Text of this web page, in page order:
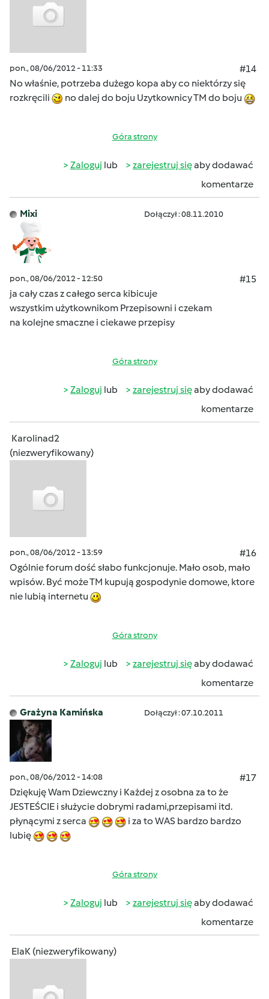
pon., 08/06/2012 - 11:33
#14
No właśnie, potrzeba dużego kopa aby co niektórzy się
rozkręcili
no dalej do boju Uzytkownicy TM do boju
Góra strony
Zaloguj lub zarejestruj sięaby dodawać
komentarze
Mixi Dołączył : 08.11.2010
pon., 08/06/2012 - 12:50
#15
ja cały czas z całego serca kibicuje
wszystkim użytkownikom Przepisowni i czekam
na kolejne smaczne i ciekawe przepisy
Góra strony
Zaloguj lub zarejestruj sięaby dodawać
komentarze
Karolinad2
(niezweryfikowany)
pon., 08/06/2012 - 13:59
#16
Ogólnie forum dość słabo funkcjonuje. Mało osob, mało
wpisów. Być może TM kupują gospodynie domowe, ktore
nie lubią internetu
Góra strony
Zaloguj lub zarejestruj sięaby dodawać
komentarze
Grażyna Kamińska Dołączył : 07.10.2011
pon., 08/06/2012 - 14:08
#17
Dziękuję Wam Dziewczny i Każdej z osobna za to że
JESTEŚCIE i służycie dobrymi radami,przepisami itd.
płynącymi z serca
i za to WAS bardzo bardzo
lubię
Góra strony
Zaloguj lub zarejestruj sięaby dodawać
komentarze
ElaK (niezweryfikowany)